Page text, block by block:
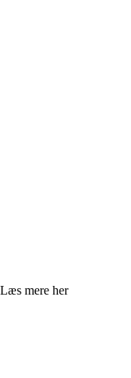
Læs mere her